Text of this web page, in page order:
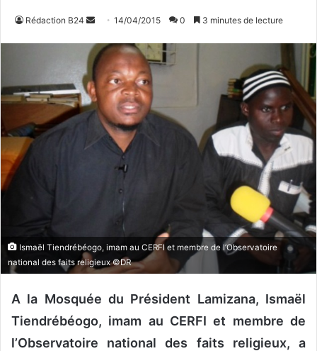
Rédaction B24
v
y
e
i
e
14/04/2015 0 3 minutes de lecture
Ismaël Tiendrébéogo, imam au CERFI et membre de l’Observatoire
national des faits religieux ©DR
A la Mosquée du Président Lamizana, Ismaël
Tiendrébéogo, imam au CERFI et membre de
l’Observatoire national des faits religieux, a